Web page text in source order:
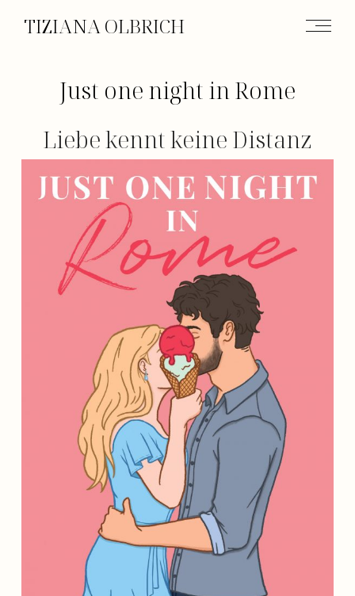
TIZIANA OLBRICH
Just one night in Rome
Liebe kennt keine Distanz